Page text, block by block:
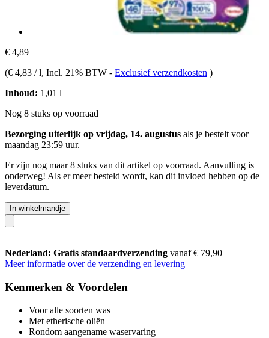
€ 4,89
(€ 4,83 / l, Incl. 21% BTW - Exclusief verzendkosten )
Inhoud: 1,01 l
Nog 8 stuks op voorraad
Bezorging uiterlijk op vrijdag, 14. augustus als je bestelt voor
maandag 23:59 uur.
Er zijn nog maar 8 stuks van dit artikel op voorraad. Aanvulling is
onderweg! Als er meer besteld wordt, kan dit invloed hebben op de
leverdatum.
In winkelmandje
Nederland: Gratis standaardverzending vanaf € 79,90
Meer informatie over de verzending en levering
Kenmerken & Voordelen
Voor alle soorten was
Met etherische oliën
Rondom aangename waservaring